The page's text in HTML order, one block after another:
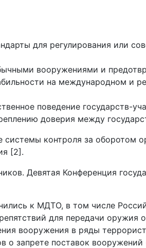
для регулирования или
вооружениями и
на международном и
поведение государств-
доверия между
контроля за оборотом
[2].
Девятая Конференция
к МДТО, в том числе
для передачи оружия
вооружения в ряды
о запрете поставок